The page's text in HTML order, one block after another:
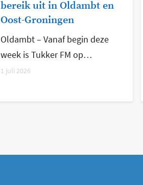
bereik uit in Oldambt en
Oost-Groningen
Oldambt – Vanaf begin deze
week is Tukker FM op…
1 juli 2026